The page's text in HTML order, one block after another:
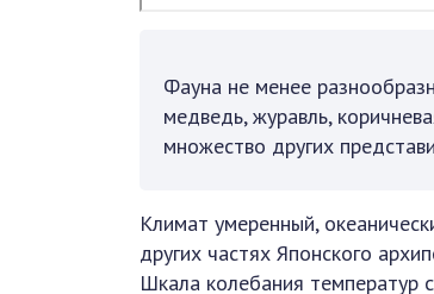
Фауна не менее
медведь, журавль,
множество других
Климат умеренный,
других частях Японского
Шкала колебания температур